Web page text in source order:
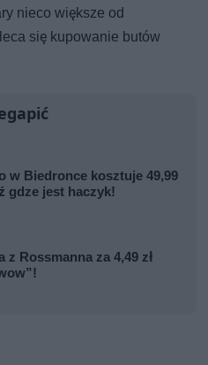
nieco większe od
się kupowanie butów
w Biedronce kosztuje 49,99
gdze jest haczyk!
z Rossmanna za 4,49 zł